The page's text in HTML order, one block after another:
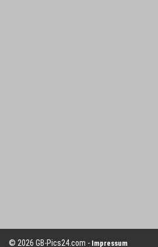
© 2026 GB-Pics24.com - Impressum